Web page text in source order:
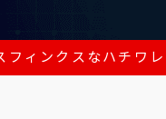
フィンクスなハチワ